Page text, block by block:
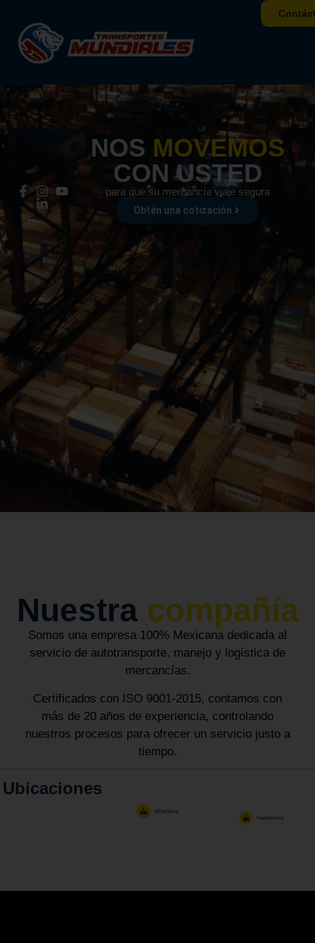
Inicio
NOS MOVEMOS
CON USTED
para que su mercancía viaje segura
Obtén una cotización
Nuestra compañía
Somos una empresa 100% Mexicana dedicada al
servicio de autotransporte, manejo y logística de
mercancías.
Certificados con ISO 9001-2015, contamos con
más de 20 años de experiencia, controlando
nuestros procesos para ofrecer un servicio justo a
tiempo.
Ubicaciones